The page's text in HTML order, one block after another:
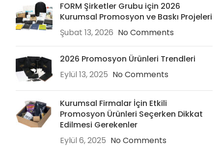
FORM Şirketler Grubu için 2026
Kurumsal Promosyon ve Baskı Projeleri
Şubat 13, 2026 No Comments
2026 Promosyon Ürünleri Trendleri
Eylül 13, 2025 No Comments
Kurumsal Firmalar İçin Etkili
Promosyon Ürünleri Seçerken Dikkat
Edilmesi Gerekenler
Eylül 6, 2025 No Comments